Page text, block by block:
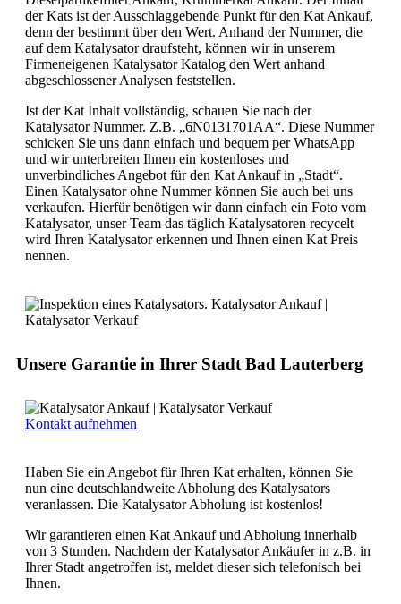
der Kats ist der Ausschlaggebende Punkt für den Kat Ankauf,
denn der bestimmt über den Wert. Anhand der Nummer, die
auf dem Katalysator draufsteht, können wir in unserem
Firmeneigenen Katalysator Katalog den Wert anhand
abgeschlossener Analysen feststellen.
Ist der Kat Inhalt vollständig, schauen Sie nach der
Katalysator Nummer. Z.B. „6N0131701AA“. Diese Nummer
schicken Sie uns dann einfach und bequem per WhatsApp
und wir unterbreiten Ihnen ein kostenloses und
unverbindliches Angebot für den Kat Ankauf in „Stadt“.
Einen Katalysator ohne Nummer können Sie auch bei uns
verkaufen. Hierfür benötigen wir dann einfach ein Foto vom
Katalysator, unser Team das täglich Katalysatoren recycelt
wird Ihren Katalysator erkennen und Ihnen einen Kat Preis
nennen.
Unsere Garantie in Ihrer Stadt Bad Lauterberg
Kontakt aufnehmen
Haben Sie ein Angebot für Ihren Kat erhalten, können Sie
nun eine deutschlandweite Abholung des Katalysators
veranlassen. Die Katalysator Abholung ist kostenlos!
Wir garantieren einen Kat Ankauf und Abholung innerhalb
von 3 Stunden. Nachdem der Katalysator Ankäufer in z.B. in
Ihrer Stadt angetroffen ist, meldet dieser sich telefonisch bei
Ihnen.